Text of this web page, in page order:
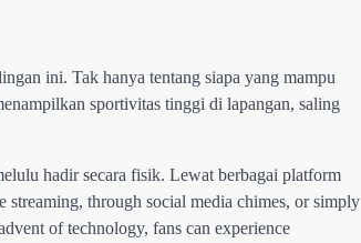
ini. Tak hanya tentang siapa yang mampu
sportivitas tinggi di lapangan, saling
hadir secara fisik. Lewat berbagai platform
through social media chimes, or simply
of technology, fans can experience